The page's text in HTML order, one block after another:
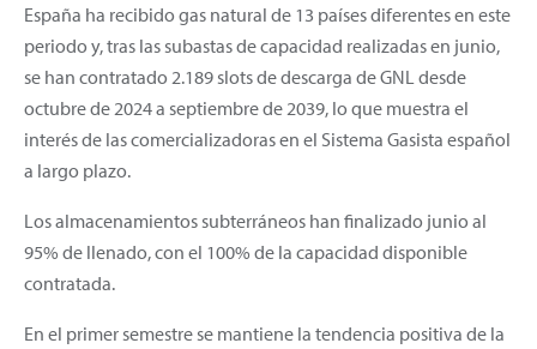
España ha recibido gas natural de 13 países diferentes en este
periodo y, tras las subastas de capacidad realizadas en junio,
se han contratado 2.189 slots de descarga de GNL desde
octubre de 2024 a septiembre de 2039, lo que muestra el
interés de las comercializadoras en el Sistema Gasista español
a largo plazo.
Los almacenamientos subterráneos han finalizado junio al
95% de llenado, con el 100% de la capacidad disponible
contratada.
En el primer semestre se mantiene la tendencia positiva de la